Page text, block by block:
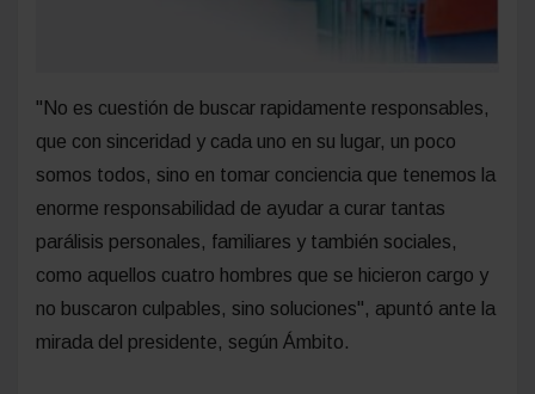
"No es cuestión de buscar rapidamente responsables,
que con sinceridad y cada uno en su lugar, un poco
somos todos, sino en tomar conciencia que tenemos la
enorme responsabilidad de ayudar a curar tantas
parálisis personales, familiares y también sociales,
como aquellos cuatro hombres que se hicieron cargo y
no buscaron culpables, sino soluciones", apuntó ante la
mirada del presidente, según Ámbito.